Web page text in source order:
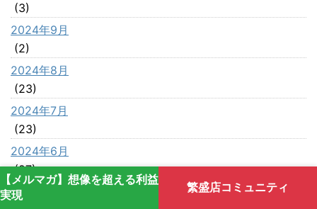
【メルマガ】想像を超える利益
実現
繁盛店コミュニティ
(3)
2024年9月
(2)
2024年8月
(23)
2024年7月
(23)
2024年6月
(27)
2024年5月